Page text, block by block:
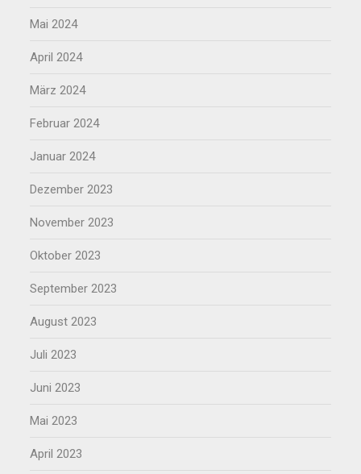
Mai 2024
April 2024
März 2024
Februar 2024
Januar 2024
Dezember 2023
November 2023
Oktober 2023
September 2023
August 2023
Juli 2023
Juni 2023
Mai 2023
April 2023